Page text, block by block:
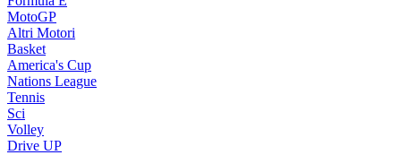
MotoGP
Altri Motori
Basket
America's Cup
Nations League
Tennis
Sci
Volley
Drive UP